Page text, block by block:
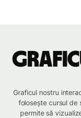
Graficul nostru
folosește cursul de
permite să